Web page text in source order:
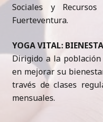
Sociales y
Fuerteventura.
YOGA VITAL:
Dirigido a la
en mejorar su
través de clases
mensuales.